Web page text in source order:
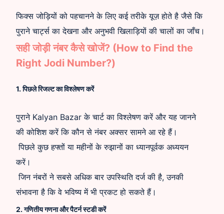
फिक्स जोड़ियों को पहचानने के लिए ͏कई तरीके यूज़ होते है जैसे कि
पुराने चार्ट्स का देखना और अनुभवी खिलाड़ियों ͏की चालों का जाँच।
सही जोड़ी नंबर कैसे खोजें? (How to Find the
Right Jodi Number?)
1. पिछले रिजल्ट का विश्लेषण करें
पुराने Kalyan Bazar के चार्ट का विश्लेषण करें और यह जानने
की कोशिश करें कि कौन से नंबर अक्सर सामने आ रहे हैं।
पिछले कुछ हफ्तों या महीनों के रुझानों का ध्यानपूर्वक अध्ययन
करें।
जिन नंबरों ने सबसे अधिक बार उपस्थिति दर्ज की है, उनकी
संभावना है कि वे भविष्य में भी प्रकट हो सकते हैं।
2. गणितीय गणना और पैटर्न स्टडी करें